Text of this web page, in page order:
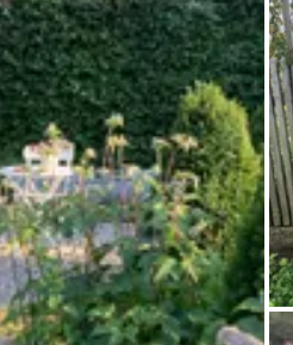
Chi siamo
Negozio
Contatti
Select language